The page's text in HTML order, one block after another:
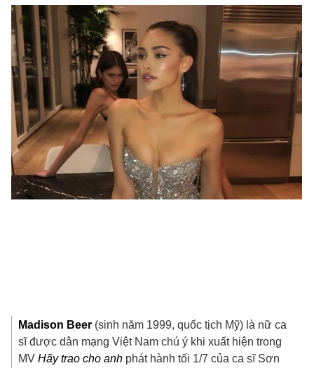
Madison Beer (sinh năm 1999, quốc tịch Mỹ) là nữ ca
sĩ được dân mạng Việt Nam chú ý khi xuất hiện trong
MVHãy trao cho anh phát hành tối 1/7 của ca sĩ Sơn